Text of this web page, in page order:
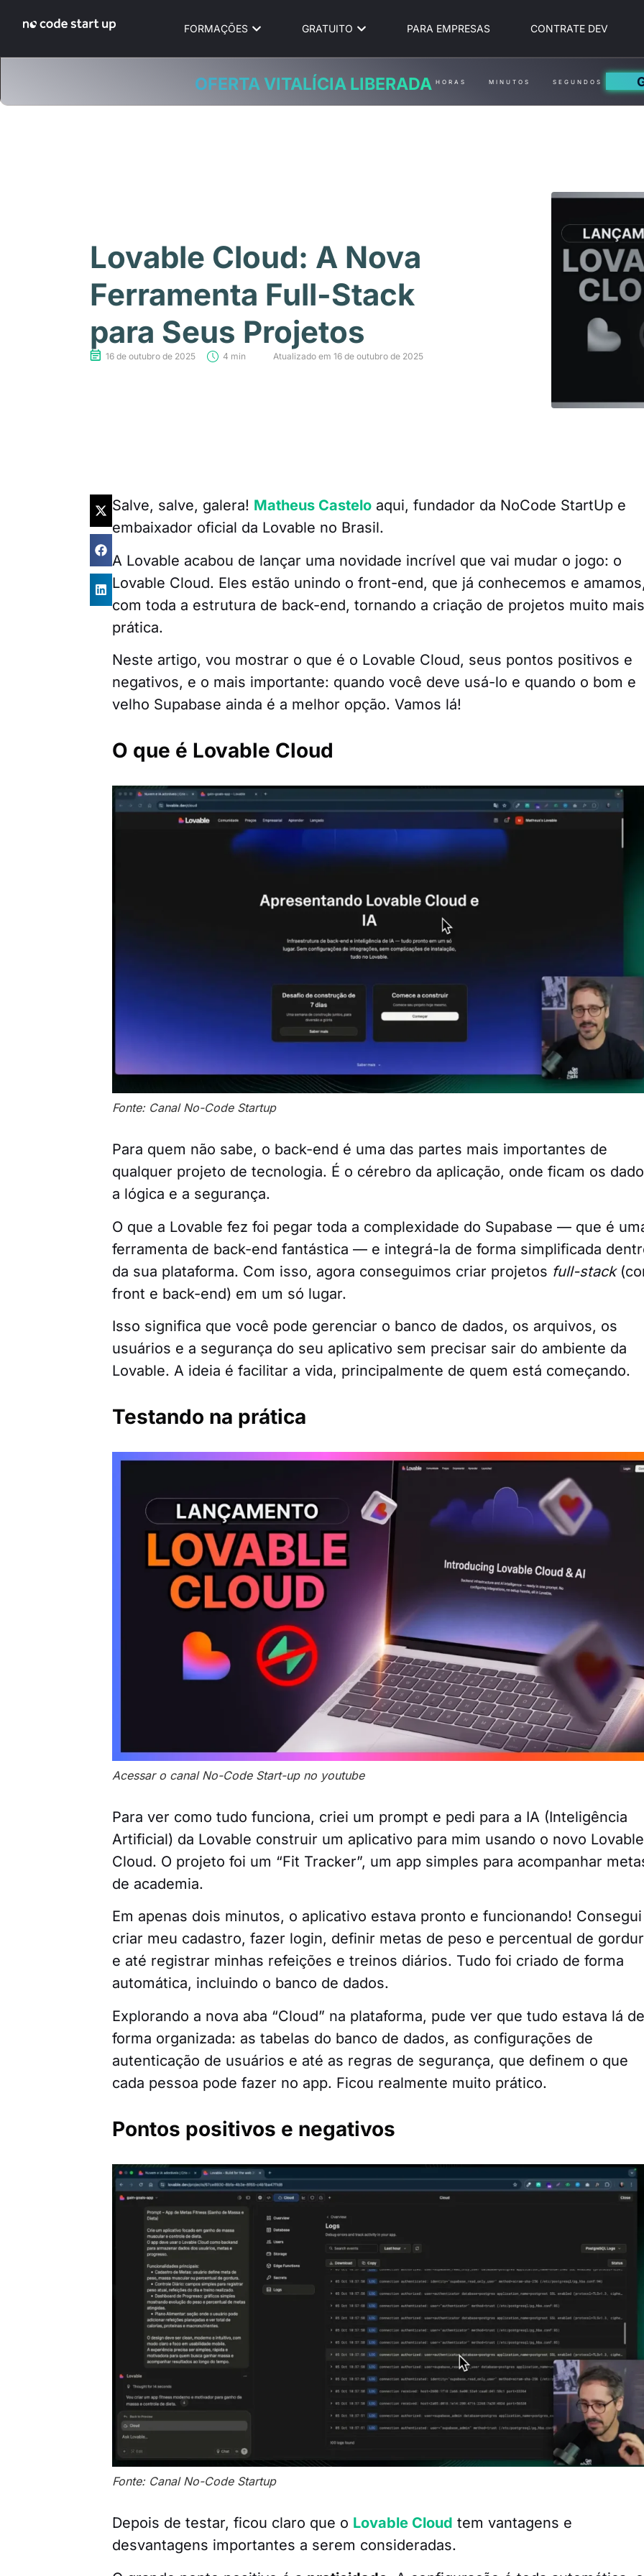
FORMAÇÕES GRATUITO PARA EMPRESAS CONTRATE DEV
OFERTA VITALÍCIA LIBERADA HORAS MINUTOS SEGUNDOS
Lovable Cloud: A Nova
Ferramenta Full-Stack
para Seus Projetos
16 de outubro de 2025 4 min Atualizado em 16 de outubro de 2025
Salve, salve, galera! Matheus Castelo aqui, fundador da NoCode StartUp e
embaixador oficial da Lovable no Brasil.
A Lovable acabou de lançar uma novidade incrível que vai mudar o jogo: o
Lovable Cloud. Eles estão unindo o front-end, que já conhecemos e
com toda a estrutura de back-end, tornando a criação de projetos muito
prática.
Neste artigo, vou mostrar o que é o Lovable Cloud, seus pontos positivos e
negativos, e o mais importante: quando você deve usá-lo e quando o bom e
velho Supabase ainda é a melhor opção. Vamos lá!
O que é Lovable Cloud
Fonte: Canal No-Code Startup
Para quem não sabe, o back-end é uma das partes mais importantes de
qualquer projeto de tecnologia. É o cérebro da aplicação, onde ficam os
a lógica e a segurança.
O que a Lovable fez foi pegar toda a complexidade do Supabase — que é
ferramenta de back-end fantástica — e integrá-la de forma simplificada
da sua plataforma. Com isso, agora conseguimos criar projetos full-stack
front e back-end) em um só lugar.
Isso significa que você pode gerenciar o banco de dados, os arquivos, os
usuários e a segurança do seu aplicativo sem precisar sair do ambiente da
Lovable. A ideia é facilitar a vida, principalmente de quem está começando.
Testando na prática
Acessar o canal No-Code Start-up no youtube
Para ver como tudo funciona, criei um prompt e pedi para a IA (Inteligência
Artificial) da Lovable construir um aplicativo para mim usando o novo Lovable
Cloud. O projeto foi um “Fit Tracker”, um app simples para acompanhar
de academia.
Em apenas dois minutos, o aplicativo estava pronto e funcionando! Consegui
criar meu cadastro, fazer login, definir metas de peso e percentual de
e até registrar minhas refeições e treinos diários. Tudo foi criado de forma
automática, incluindo o banco de dados.
Explorando a nova aba “Cloud” na plataforma, pude ver que tudo estava lá
forma organizada: as tabelas do banco de dados, as configurações de
autenticação de usuários e até as regras de segurança, que definem o que
cada pessoa pode fazer no app. Ficou realmente muito prático.
Pontos positivos e negativos
Fonte: Canal No-Code Startup
Depois de testar, ficou claro que o Lovable Cloud tem vantagens e
desvantagens importantes a serem consideradas.